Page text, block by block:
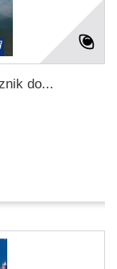
do...